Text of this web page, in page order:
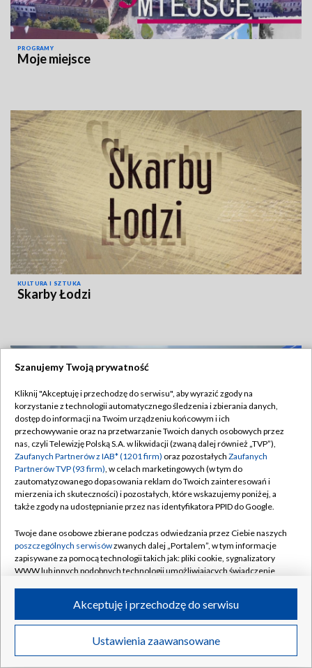
PROGRAMY
Moje miejsce
KULTURA I SZTUKA
Skarby Łodzi
Polityczna dogrywka
Szanujemy Twoją prywatność
Kliknij "Akceptuję i przechodzę do serwisu", aby wyrazić zgody na
korzystanie z technologii automatycznego śledzenia i zbierania danych,
dostęp do informacji na Twoim urządzeniu końcowym i ich
przechowywanie oraz na przetwarzanie Twoich danych osobowych przez
nas, czyli Telewizję Polską S.A. w likwidacji (zwaną dalej również „TVP”),
Zaufanych Partnerów z IAB* (1201 firm) oraz pozostałych Zaufanych
Partnerów TVP (93 firm), w celach marketingowych (w tym do
zautomatyzowanego dopasowania reklam do Twoich zainteresowań i
mierzenia ich skuteczności) i pozostałych, które wskazujemy poniżej, a
także zgody na udostępnianie przez nas identyfikatora PPID do Google.
Twoje dane osobowe zbierane podczas odwiedzania przez Ciebie naszych
poszczególnych serwisówzwanych dalej „Portalem”, w tym informacje
zapisywane za pomocą technologii takich jak: pliki cookie, sygnalizatory
WWW lub innych podobnych technologii umożliwiających świadczenie
ruchu w Internecie.
Twoje dane osobowe zbierane podczas odwiedzania przez Ciebie
poszczególnych serwisówna Portalu, takie jak adresy IP, identyfikatory
Ustawienia zaawansowane
Akceptuję i przechodzę do serwisu